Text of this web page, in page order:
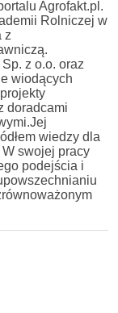
Agrofakt.pl.
Rolniczej w
z
z o.o. oraz
wiodących
doradcami
wiedzy dla
swojej pracy
podejścia i